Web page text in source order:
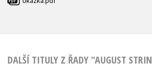
DALŠÍ TITULY Z ŘADY "AUGUST